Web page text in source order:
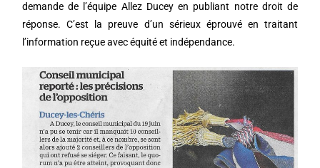
demande de l’équipe Allez Ducey en publiant notre droit de
réponse. C’est la preuve d’un sérieux éprouvé en traitant
l’information reçue avec équité et indépendance.